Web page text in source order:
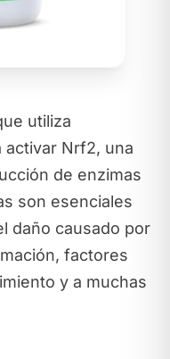
utiliza
activar Nrf2, una
de enzimas
son esenciales
daño causado por
factores
y a muchas